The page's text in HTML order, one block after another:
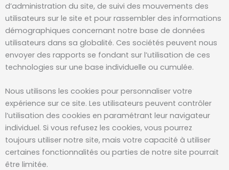
d’administration du site, de suivi des mouvements des
utilisateurs sur le site et pour rassembler des informations
démographiques concernant notre base de données
utilisateurs dans sa globalité. Ces sociétés peuvent nous
envoyer des rapports se fondant sur l’utilisation de ces
technologies sur une base individuelle ou cumulée.
Nous utilisons les cookies pour personnaliser votre
expérience sur ce site. Les utilisateurs peuvent contrôler
l’utilisation des cookies en paramétrant leur navigateur
individuel. Si vous refusez les cookies, vous pourrez
toujours utiliser notre site, mais votre capacité à utiliser
certaines fonctionnalités ou parties de notre site pourrait
être limitée.